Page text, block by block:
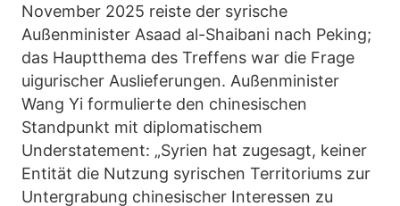
November 2025 reiste der syrische
Außenminister Asaad al-Shaibani nach Peking;
das Hauptthema des Treffens war die Frage
uigurischer Auslieferungen. Außenminister
Wang Yi formulierte den chinesischen
Standpunkt mit diplomatischem
Understatement: „Syrien hat zugesagt, keiner
Entität die Nutzung syrischen Territoriums zur
Untergrabung chinesischer Interessen zu